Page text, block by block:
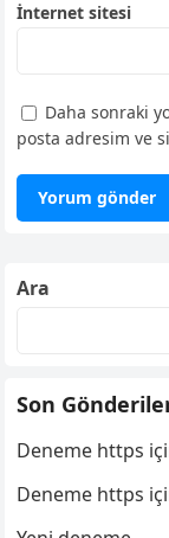
İnternet sitesi
Daha sonraki
posta adresim ve
Ara
Son
Deneme https
Deneme https